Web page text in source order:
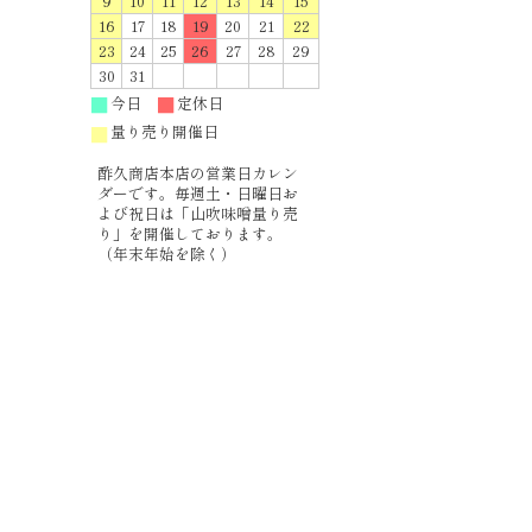
16
17 18 19 20 21
22
23
24 25 26 27 28
29
30
31
■今日 ■定休日
■量り売り開催日
酢久商店本店の営業日カレン
ダーです。毎週土・日曜日お
よび祝日は「山吹味噌量り売
り」を開催しております。
（年末年始を除く）